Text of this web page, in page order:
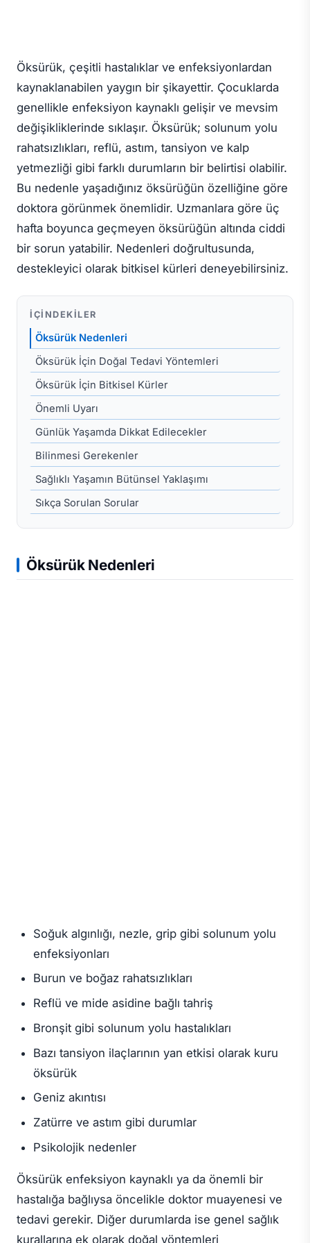
Öksürük, çeşitli hastalıklar ve enfeksiyonlardan
kaynaklanabilen yaygın bir şikayettir. Çocuklarda
genellikle enfeksiyon kaynaklı gelişir ve mevsim
değişikliklerinde sıklaşır. Öksürük; solunum yolu
rahatsızlıkları, reflü, astım, tansiyon ve kalp
yetmezliği gibi farklı durumların bir belirtisi olabilir.
Bu nedenle yaşadığınız öksürüğün özelliğine göre
doktora görünmek önemlidir. Uzmanlara göre üç
hafta boyunca geçmeyen öksürüğün altında ciddi
bir sorun yatabilir. Nedenleri doğrultusunda,
destekleyici olarak bitkisel kürleri deneyebilirsiniz.
İÇINDEKILER
Öksürük Nedenleri
Öksürük İçin Doğal Tedavi Yöntemleri
Öksürük İçin Bitkisel Kürler
Önemli Uyarı
Günlük Yaşamda Dikkat Edilecekler
Bilinmesi Gerekenler
Sağlıklı Yaşamın Bütünsel Yaklaşımı
Sıkça Sorulan Sorular
Öksürük Nedenleri
Soğuk algınlığı, nezle, grip gibi solunum yolu
enfeksiyonları
Burun ve boğaz rahatsızlıkları
Reflü ve mide asidine bağlı tahriş
Bronşit gibi solunum yolu hastalıkları
Bazı tansiyon ilaçlarının yan etkisi olarak kuru
öksürük
Geniz akıntısı
Zatürre ve astım gibi durumlar
Psikolojik nedenler
Öksürük enfeksiyon kaynaklı ya da önemli bir
hastalığa bağlıysa öncelikle doktor muayenesi ve
tedavi gerekir. Diğer durumlarda ise genel sağlık
kurallarına ek olarak doğal yöntemleri